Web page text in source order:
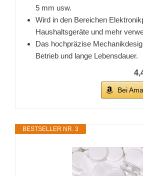
5 mm usw.
Wird in den Bereichen
Haushaltsgeräte und mehr
Das hochpräzise
Betrieb und lange Lebensdauer.
Bei
BESTSELLER NR. 3